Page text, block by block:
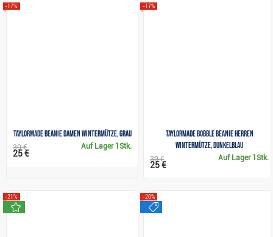
TaylorMade Beanie Damen Wintermütze, grau
-17%
Auf Lager 1Stk.
30 €
25 €
TaylorMade Bobble Beanie Herren
Wintermütze, dunkelblau
-17%
Auf Lager 1Stk.
30 €
25 €
-21% -20%